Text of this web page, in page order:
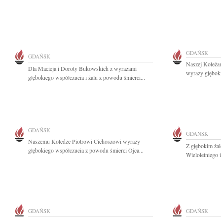
GDAŃSK
Dla Macieja i Doroty Bukowskich z wyrazami
głębokiego współczucia i żalu z powodu śmierci...
GDAŃSK
Naszej
wyrazy
GDAŃSK
Naszemu Koledze Piotrowi Cichoszowi wyrazy
głębokiego współczucia z powodu śmierci Ojca...
GDAŃSK
Z głębokim
Wieloletniego
GDAŃSK GDAŃSK